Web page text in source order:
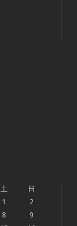
土
日
1
2
8
9